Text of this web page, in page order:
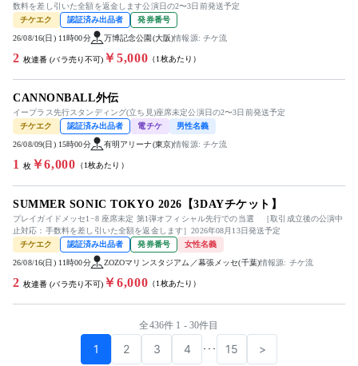
数料を差し引いた全額を返金します公演日の2〜3日前発送予定
チケエク
認証済み出品者 発券番号
26/08/16(日) 11時00分 万博記念公園(大阪)情報源: チケ流
2 枚連番 (バラ売り不可) ￥5,000 （1枚あたり）
CANNONBALL外伝
イープラス先行スタンディング(立ち見)座席未定公演日の2〜3日前発送予定
チケエク
認証済み出品者 電チケ 男性名義
26/08/09(日) 15時00分 有明アリーナ(東京)情報源: チケ流
1 枚￥6,000 （1枚あたり）
SUMMER SONIC TOKYO 2026【3DAYチケット】
プレイガイドメッセ1−8 座席未定 第1弾オフィシャル先行での当選 ［取引成立後の公演中
止対応：手数料を差し引いた全額を返金します］2026年08月13日発送予定
チケエク
認証済み出品者 発券番号 女性名義
26/08/16(日) 11時00分 ZOZOマリンスタジアム／幕張メッセ(千葉)情報源: チケ流
2 枚連番 (バラ売り不可) ￥6,000 （1枚あたり）
全436件 1 - 30件目
1 2 3 4 ･･･ 15 >